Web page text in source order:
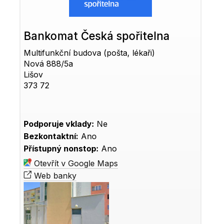
Bankomat Česká spořitelna
Multifunkční budova (pošta, lékaři)
Nová 888/5a
Lišov
373 72
Podporuje vklady: Ne
Bezkontaktní: Ano
Přístupný nonstop: Ano
Otevřít v Google Maps
Web banky